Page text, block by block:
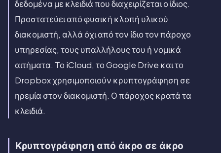
δεδομένα με κλειδιά που διαχειρίζεται ο ίδιος.
Προστατεύει από φυσική κλοπή υλικού
διακομιστή, αλλά όχι από τον ίδιο τον πάροχο
υπηρεσίας, τους υπαλλήλους του ή νομικά
αιτήματα. Το iCloud, το Google Drive και το
Dropbox χρησιμοποιούν κρυπτογράφηση σε
ηρεμία στον διακομιστή. Ο πάροχος κρατά τα
κλειδιά.
Κρυπτογράφηση από άκρο σε άκρο